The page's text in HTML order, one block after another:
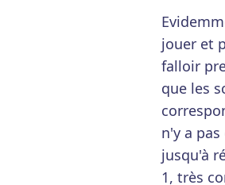
jouer et
falloir
que les
n'y a
jusqu'à
1, très